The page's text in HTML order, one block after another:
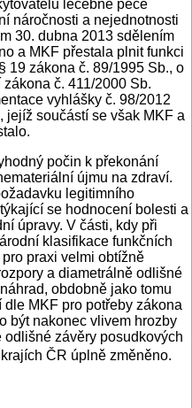
léčebné péče
náročnosti a nejednotnosti
30. dubna 2013 sdělením
a MKF přestala plnit funkci
19 zákona č. 89/1995 Sb., o
č. 411/2000 Sb.
vyhlášky č. 98/2012
jejíž součástí se však MKF a
počin k překonání
újmu na zdraví.
legitimního
se hodnocení bolesti a
úpravy. V části, kdy při
klasifikace funkčních
praxi velmi obtížně
a diametrálně odlišné
obdobně jako tomu
MKF pro potřeby zákona
být nakonec vlivem hrozby
závěry posudkových
ČR úplně změněno.